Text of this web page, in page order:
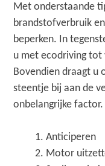
Met onderstaande
brandstofverbruik
beperken. In
u met ecodriving tot
Bovendien draagt u
steentje bij aan de
onbelangrijke factor.
Anticiperen
Motor